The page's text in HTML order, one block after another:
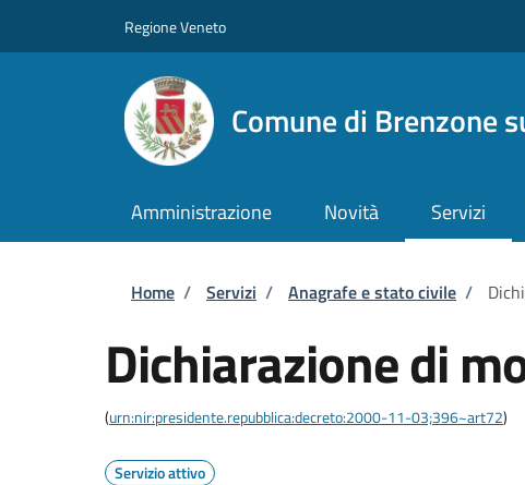
Regione Veneto
Comune di Brenzone
Amministrazione Novità Servizi
Briciole di pane
Home / Servizi / Anagrafe e stato civile /
Dichiarazione di
(urn:nir:presidente.repubblica:decreto:2000-11-03;396~art72)
Servizio attivo